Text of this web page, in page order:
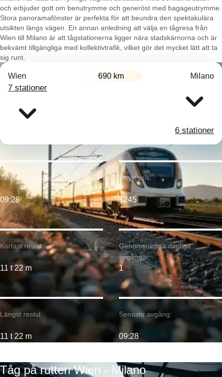
och erbjuder gott om benutrymme och generöst med bagageutrymme.
Stora panoramafönster är perfekta för att beundra den spektakulära
utsikten längs vägen. En annan anledning att välja en tågresa från
Wien till Milano är att tågstationerna ligger nära stadskärnorna och är
bekvämt tillgängliga med kollektivtrafik, vilket gör det mycket lätt att ta
sig runt.
Wien 690 km Milano
7 stationer
6 stationer
Kortast restid:
11 t 22 m
Tidigaste avgång:
09:28
Längst restid:
11 t 22 m
Lägst pris:
$245
Genomsnittliga dagliga
avgångar:
1
Senaste avgång:
09:28
Tåg på rutten Wien - Milano